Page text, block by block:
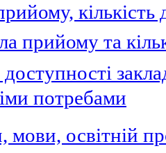
кількість
прийому та
потребами
мови, освітній